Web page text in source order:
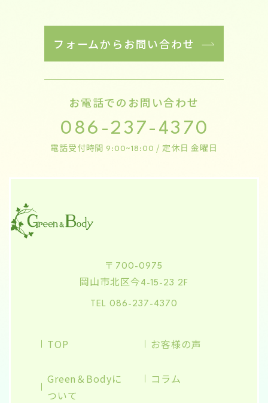
フォームからお問い合わせ
お電話でのお問い合わせ
086-237-4370
電話受付時間 9:00~18:00 / 定休日 金曜日
〒700-0975
岡山市北区今 4-15-23 2F
TEL 086-237-4370
TOP
Green＆Bodyに
ついて
お客様の声
コラム